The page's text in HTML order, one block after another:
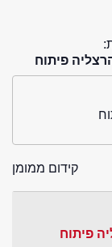
פיתוח
קידום ממומן